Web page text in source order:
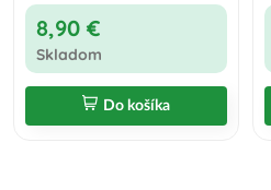
8,90 €
Skladom
Do košíka